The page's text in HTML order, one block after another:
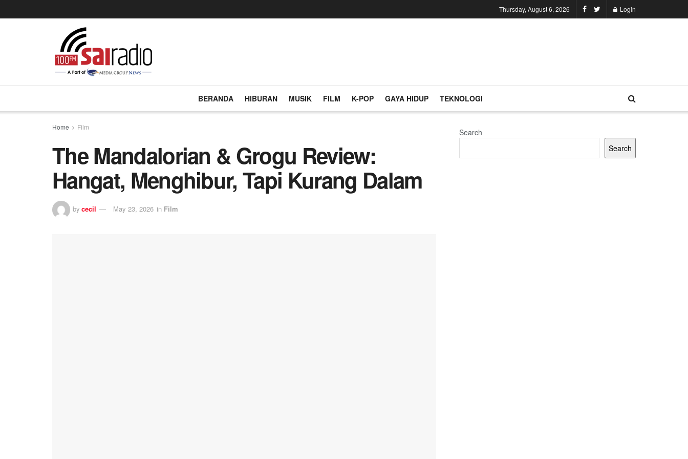
Thursday, August 6, 2026 Login
BERANDA HIBURAN MUSIK FILM K-POP GAYA HIDUP TEKNOLOGI
Home Film
The Mandalorian & Grogu Review:
Hangat, Menghibur, Tapi Kurang Dalam
by cecil May 23, 2026 in Film
Search
Search